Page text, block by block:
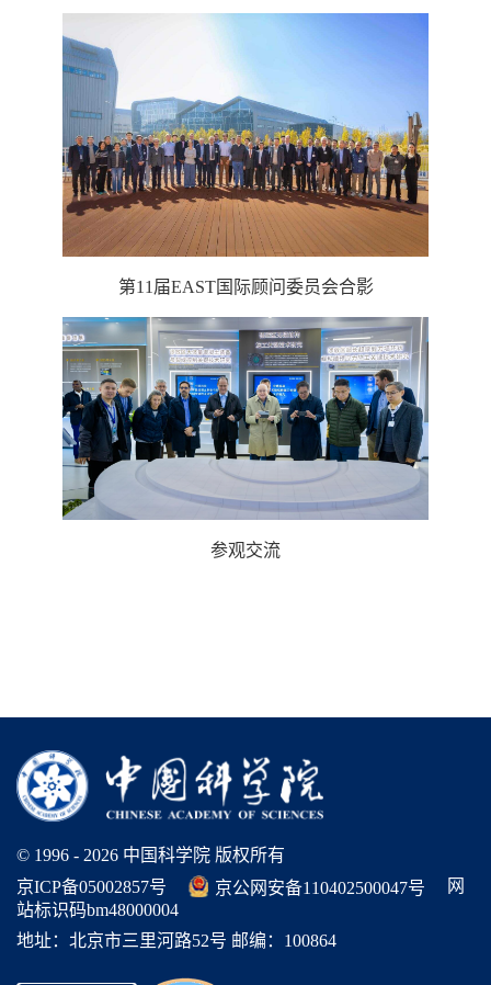
第11届EAST国际顾问委员会合影
参观交流
© 1996 - 2026 中国科学院 版权所有
京ICP备05002857号
京公网安备110402500047号
网
站标识码bm48000004
地址：北京市三里河路52号 邮编：100864